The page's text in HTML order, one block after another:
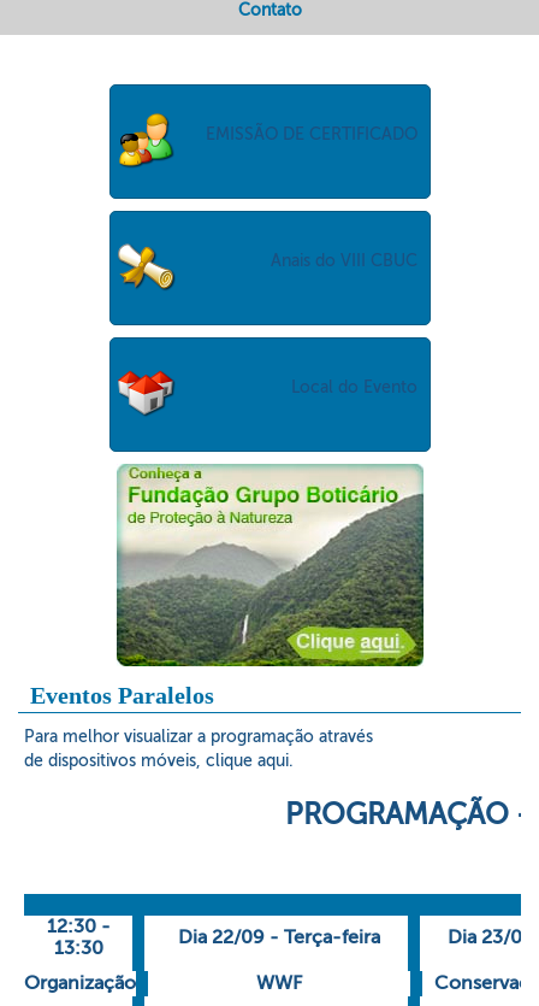
Contato
EMISSÃO DE CERTIFICADO
Anais do VIII CBUC
Local do Evento
Eventos Paralelos
Para melhor visualizar a programação através
de dispositivos móveis, clique aqui.
PROGRAMAÇÃO
12:30 -
13:30
Dia 22/09 - Terça-feira Dia 23/
Organização WWF